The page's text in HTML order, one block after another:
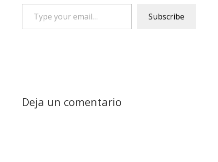
email…
Subscribe
Deja un comentario